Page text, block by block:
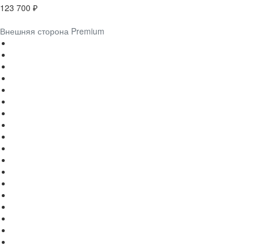
123 700 ₽
Внешняя сторона Premium